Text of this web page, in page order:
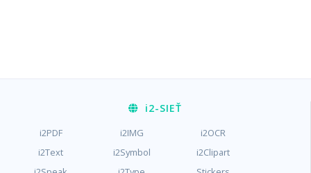
i2-SIEŤ
i2PDF i2IMG
i2OCR
i2Text
i2Symbol
i2Clipart